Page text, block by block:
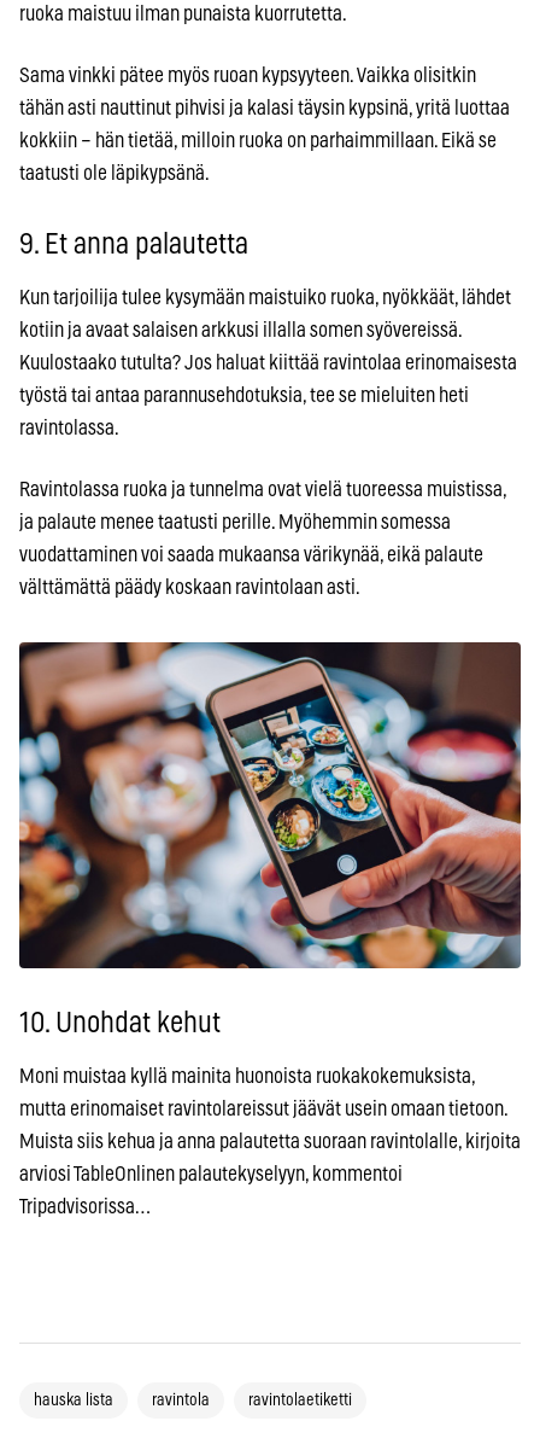
ruoka maistuu ilman punaista kuorrutetta.
Sama vinkki pätee myös ruoan kypsyyteen. Vaikka olisitkin
tähän asti nauttinut pihvisi ja kalasi täysin kypsinä, yritä luottaa
kokkiin – hän tietää, milloin ruoka on parhaimmillaan. Eikä se
taatusti ole läpikypsänä.
9. Et anna palautetta
Kun tarjoilija tulee kysymään maistuiko ruoka, nyökkäät, lähdet
kotiin ja avaat salaisen arkkusi illalla somen syövereissä.
Kuulostaako tutulta? Jos haluat kiittää ravintolaa erinomaisesta
työstä tai antaa parannusehdotuksia, tee se mieluiten heti
ravintolassa.
Ravintolassa ruoka ja tunnelma ovat vielä tuoreessa muistissa,
ja palaute menee taatusti perille. Myöhemmin somessa
vuodattaminen voi saada mukaansa värikynää, eikä palaute
välttämättä päädy koskaan ravintolaan asti.
10. Unohdat kehut
Moni muistaa kyllä mainita huonoista ruokakokemuksista,
mutta erinomaiset ravintolareissut jäävät usein omaan tietoon.
Muista siis kehua ja anna palautetta suoraan ravintolalle, kirjoita
arviosi TableOnlinen palautekyselyyn, kommentoi
Tripadvisorissa…
hauska lista ravintola ravintolaetiketti